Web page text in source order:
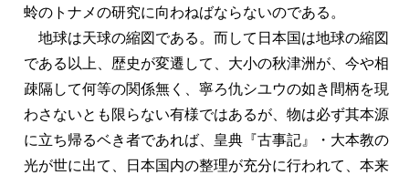
蛉のトナメの研究に向わねばならないのである。
地球は天球の縮図である。而して日本国は地球の縮図
である以上、歴史が変遷して、大小の秋津洲が、今や相
疎隔して何等の関係無く、寧ろ仇シユウの如き間柄を現
わさないとも限らない有様ではあるが、物は必ず其本源
に立ち帰るベき者であれば、皇典『古事記』・大本教の
光が世に出て、日本国内の整理が充分に行われて、本来